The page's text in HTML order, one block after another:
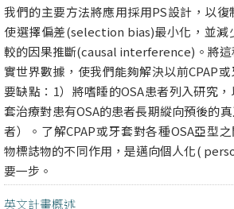
我們的主要方法將應用採用PS設計，以復
使選擇偏差(selection bias)最小化，並減
較的因果推斷(causal interference)。將
實世界數據，使我們能夠解決以前CPAP
要缺點：1）將嗜睡的OSA患者列入研究
套治療對患有OSA的患者長期縱向預後的
者）。了解CPAP或牙套對各種OSA亞型
物標誌物的不同作用，是邁向個人化(
要一步。
英文計畫概述